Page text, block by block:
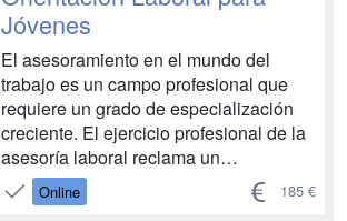
Jóvenes
El asesoramiento en el mundo del
trabajo es un campo profesional que
requiere un grado de especialización
creciente. El ejercicio profesional de la
asesoría laboral reclama un
conocimiento en profundidad de las
bases del derecho laboral y de los
Online 185 €